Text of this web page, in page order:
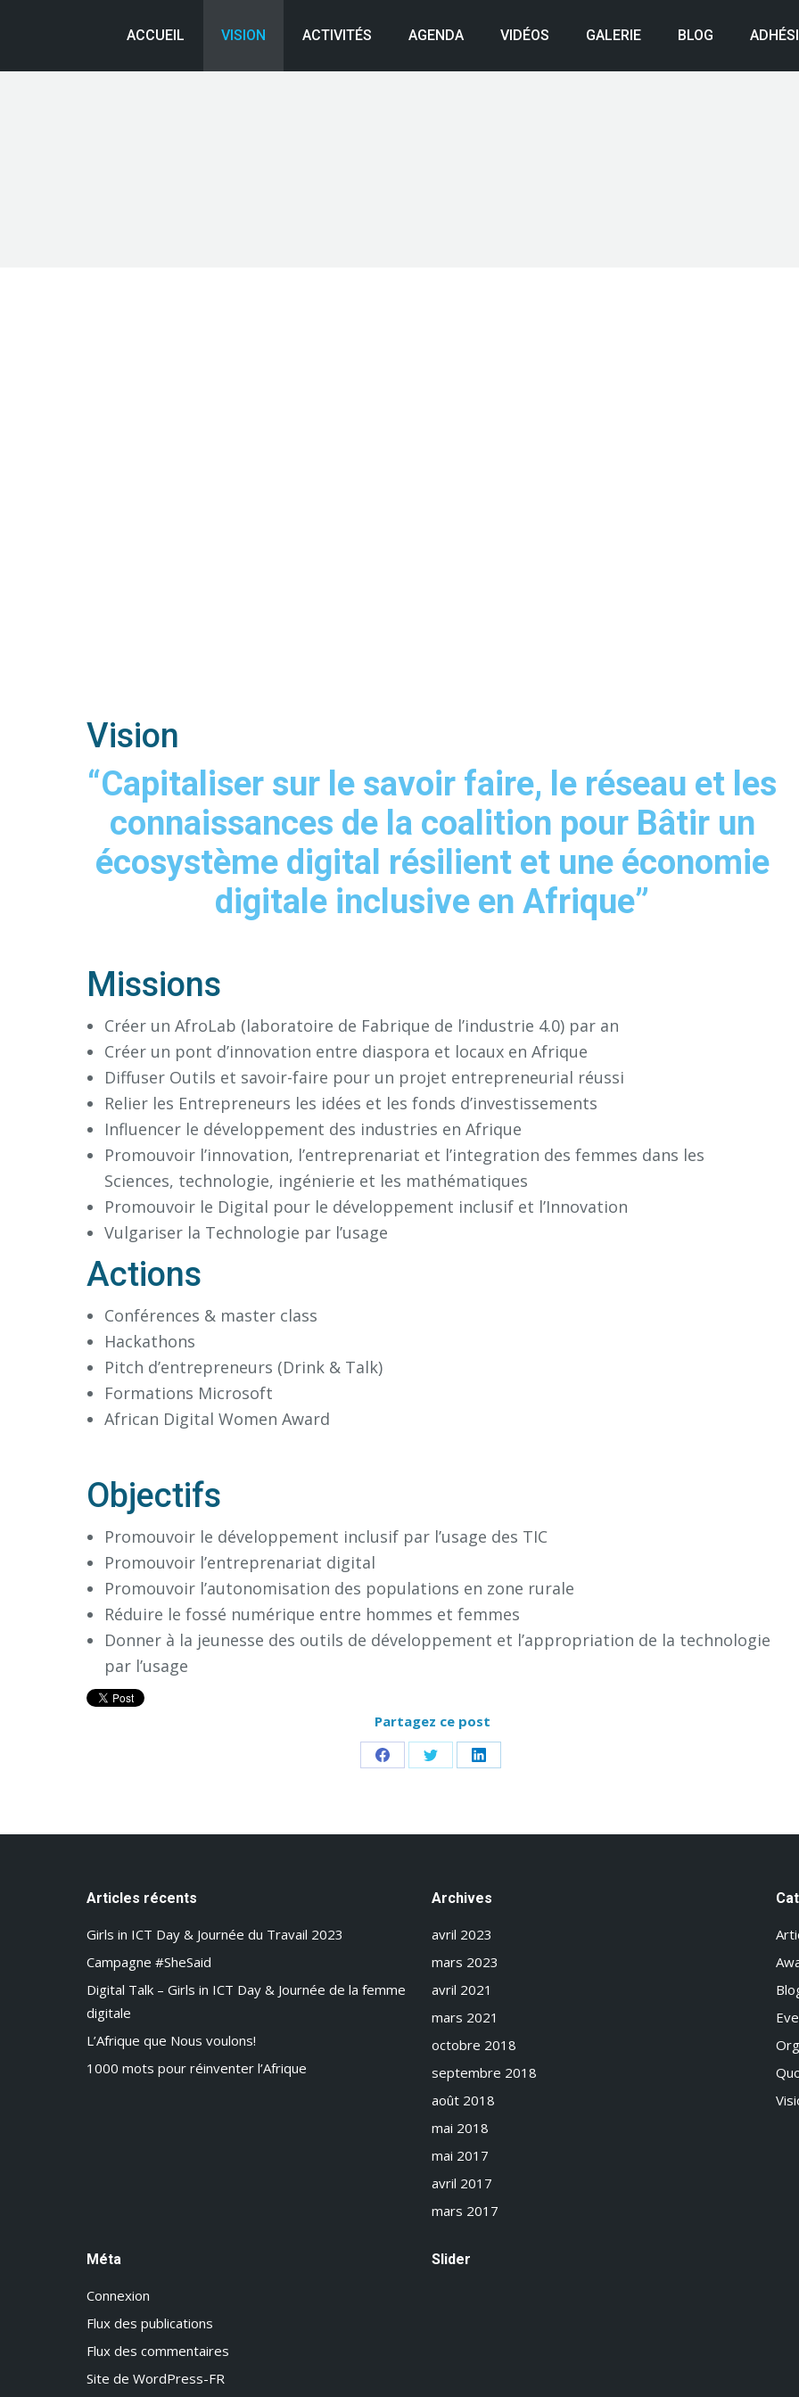
ACCUEIL VISION ACTIVITÉS AGENDA VIDÉOS GALERIE BLOG
Vision
“Capitaliser sur le savoir faire, le réseau et les
connaissances de la coalition pour Bâtir un
écosystème digital résilient et une économie
digitale inclusive en Afrique”
Missions
Créer un AfroLab (laboratoire de Fabrique de l’industrie 4.0) par an
Créer un pont d’innovation entre diaspora et locaux en Afrique
Diffuser Outils et savoir-faire pour un projet entrepreneurial réussi
Relier les Entrepreneurs les idées et les fonds d’investissements
Influencer le développement des industries en Afrique
Promouvoir l’innovation, l’entreprenariat et l’integration des femmes dans les
Sciences, technologie, ingénierie et les mathématiques
Promouvoir le Digital pour le développement inclusif et l’Innovation
Vulgariser la Technologie par l’usage
Actions
Conférences & master class
Hackathons
Pitch d’entrepreneurs (Drink & Talk)
Formations Microsoft
African Digital Women Award
Objectifs
Promouvoir le développement inclusif par l’usage des TIC
Promouvoir l’entreprenariat digital
Promouvoir l’autonomisation des populations en zone rurale
Réduire le fossé numérique entre hommes et femmes
Donner à la jeunesse des outils de développement et l’appropriation de la technologie
par l’usage
Partagez ce post
Share Share Share
Articles récents
Girls in ICT Day & Journée du Travail 2023
Campagne #SheSaid
Digital Talk – Girls in ICT Day & Journée de la femme
digitale
L’Afrique que Nous voulons!
1000 mots pour réinventer l’Afrique
Archives
avril 2023
mars 2023
avril 2021
mars 2021
octobre 2018
septembre 2018
août 2018
mai 2018
mai 2017
avril 2017
mars 2017
Méta
Connexion
Flux des publications
Flux des commentaires
Site de WordPress-FR
Slider